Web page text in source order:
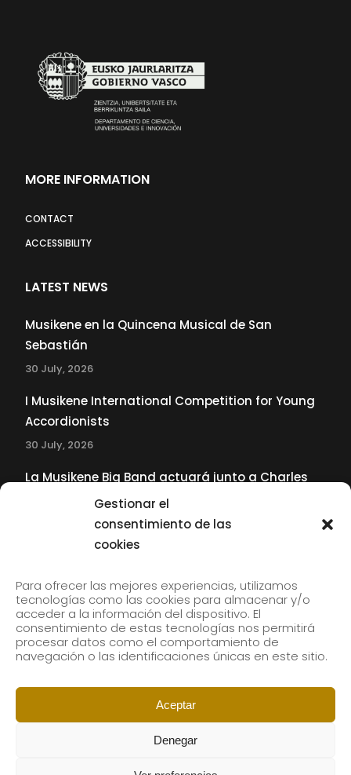
Gestionar el
consentimiento de las
cookies
Para ofrecer las mejores experiencias, utilizamos
tecnologías como las cookies para almacenar y/o
acceder a la información del dispositivo. El
consentimiento de estas tecnologías nos permitirá
procesar datos como el comportamiento de
navegación o las identificaciones únicas en este sitio.
Aceptar
Denegar
MORE INFORMATION
CONTACT
ACCESSIBILITY
LATEST NEWS
Musikene en la Quincena Musical de San
Sebastián
30 July, 2026
I Musikene International Competition for Young
Accordionists
30 July, 2026
La Musikene Big Band actuará junto a Charles
Tolliver en el 61 Jazzaldia
Subscribe to our newsletter to receive our news by
email.